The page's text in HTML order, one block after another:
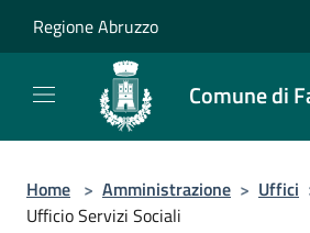
Regione Abruzzo
Comune di
Home > Amministrazione > Uffici
Ufficio Servizi Sociali